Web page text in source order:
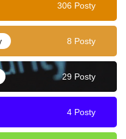
306 Posty
8 Posty
29 Posty
4 Posty